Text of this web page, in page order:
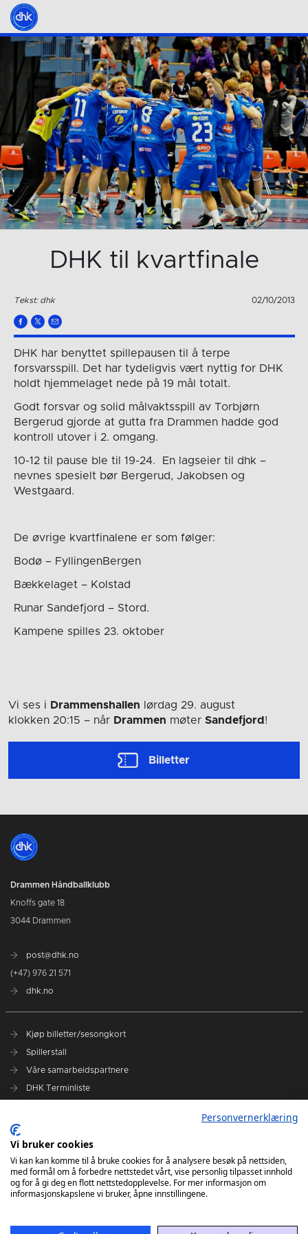
DHK til kvartfinale
Tekst: dhk 02/10/2013
DHK har benyttet spillepausen til å terpe
forsvarsspill. Det har tydeligvis vært nyttig for DHK
holdt hjemmelaget nede på 19 mål totalt.
Godt forsvar og solid målvaktsspill av Torbjørn
Bergerud gjorde at gutta fra Drammen hadde god
kontroll utover i 2. omgang.
10-12 til pause ble til 19-24. En lagseier til dhk –
nevnes spesielt bør Bergerud, Jakobsen og
Westgaard.
De øvrige kvartfinalene er som følger:
Bodø – FyllingenBergen
Bækkelaget – Kolstad
Runar Sandefjord – Stord.
Kampene spilles 23. oktober
Vi ses i Drammenshallen lørdag 29. august
klokken 20:15 – når Drammen møter Sandefjord !
Billetter
Drammen Håndballklubb
Knoffs gate 18
3044 Drammen
post@dhk.no
(+47) 976 21 571
dhk.no
Kjøp billetter/sesongkort
Spillerstall
Våre samarbeidspartnere
DHK Terminliste
DHK på Instagram
DHK på TikTok
Personvernerklæring
Vi bruker cookies
Vi kan kan komme til å bruke cookies for å analysere besøk på nettsiden,
med formål om å forbedre nettstedet vårt, vise personlig tilpasset innhold
og for å gi deg en flott nettstedopplevelse. For mer informasjon om
informasjonskapslene vi bruker, åpne innstillingene.